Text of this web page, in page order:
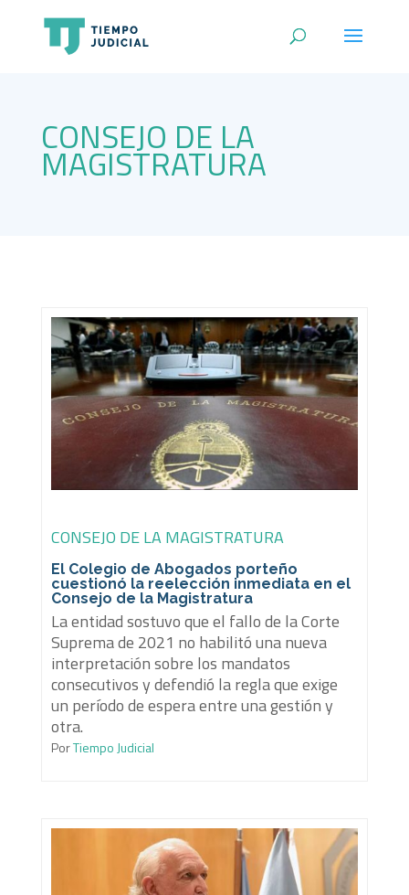
CONSEJO DE LA
MAGISTRATURA
CONSEJO DE LA MAGISTRATURA
El Colegio de Abogados porteño
cuestionó la reelección inmediata en el
Consejo de la Magistratura
La entidad sostuvo que el fallo de la Corte
Suprema de 2021 no habilitó una nueva
interpretación sobre los mandatos
consecutivos y defendió la regla que exige
un período de espera entre una gestión y
otra.
PorTiempo Judicial